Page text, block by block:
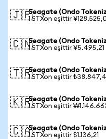
🇯🇵Seagate (Ondo
1 STXon eşittir
🇨🇳Seagate (Ondo
1 STXon eşittir ¥5.495,21
🇹🇷Seagate (Ondo
1 STXon eşittir
🇰🇷Seagate (Ondo
1 STXon eşittir
🇨🇦Seagate (Ondo
1 STXon eşittir $1.136,21